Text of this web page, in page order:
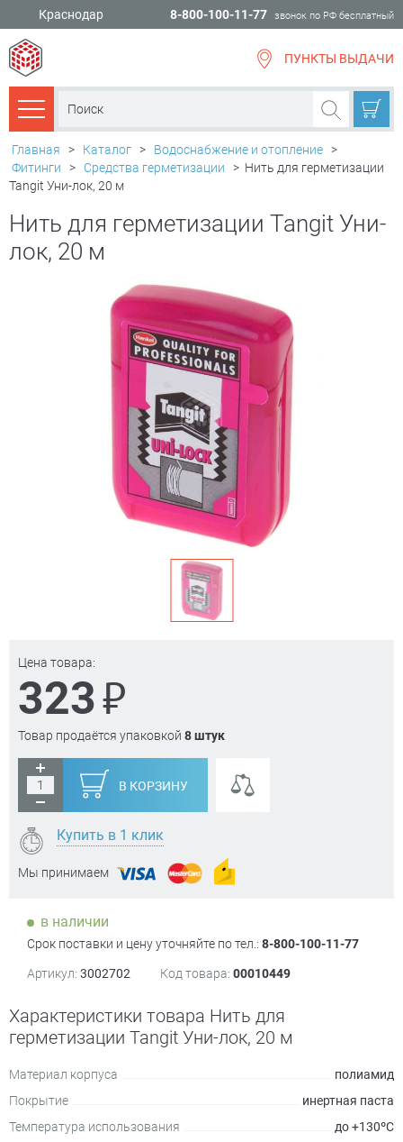
Краснодар 8-800-100-11-77 звонок по РФ бесплатный
ПУНКТЫ ВЫДАЧИ
Каталог товаров
Главная > Каталог > Водоснабжение и отопление >
Фитинги
> Средства герметизации > Нить для герметизации
Tangit Уни-лок, 20 м
Нить для герметизации Tangit Уни-
лок, 20 м
Цена товара:
323₽
Товар продаётся упаковкой 8 штук
В КОРЗИНУ
Купить в 1 клик
Мы принимаем
в наличии
Срок поставки и цену уточняйте по тел.: 8-800-100-11-77
Артикул: 3002702 Код товара: 00010449
Характеристики товара Нить для
герметизации Tangit Уни-лок, 20 м
Материал корпуса
полиамид
Покрытие
инертная паста
Температура использования
до +130ºC